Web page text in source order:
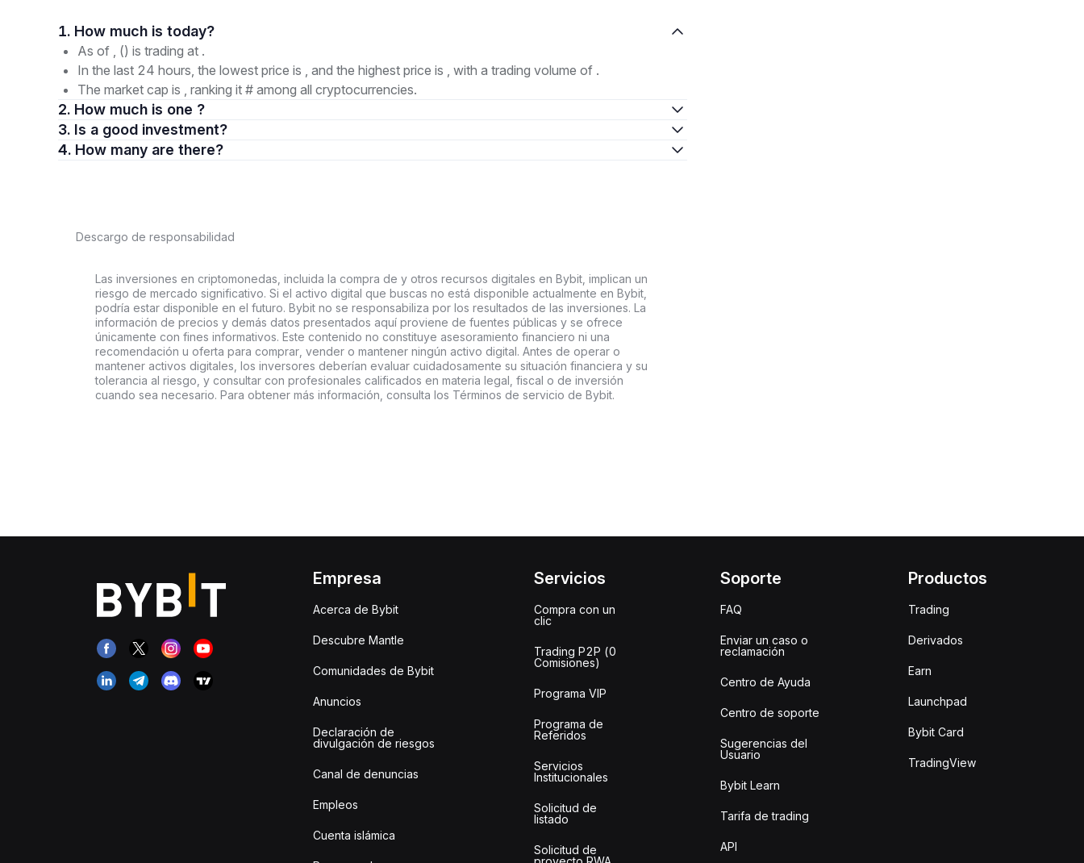
1. How much is today?
As of , () is trading at .
In the last 24 hours, the lowest price is , and the highest price is , with a trading volume of .
The market cap is , ranking it # among all cryptocurrencies.
2. How much is one ?
3. Is a good investment?
4. How many are there?
Descargo de responsabilidad
Las inversiones en criptomonedas, incluida la compra de y otros recursos digitales en Bybit, implican un
riesgo de mercado significativo. Si el activo digital que buscas no está disponible actualmente en Bybit,
podría estar disponible en el futuro. Bybit no se responsabiliza por los resultados de las inversiones. La
información de precios y demás datos presentados aquí proviene de fuentes públicas y se ofrece
únicamente con fines informativos. Este contenido no constituye asesoramiento financiero ni una
recomendación u oferta para comprar, vender o mantener ningún activo digital. Antes de operar o
mantener activos digitales, los inversores deberían evaluar cuidadosamente su situación financiera y su
tolerancia al riesgo, y consultar con profesionales calificados en materia legal, fiscal o de inversión
cuando sea necesario. Para obtener más información, consulta los Términos de servicio de Bybit.
Empresa
Acerca de Bybit
Descubre Mantle
Comunidades de Bybit
Anuncios
Declaración de
divulgación de riesgos
Canal de denuncias
Empleos
Cuenta islámica
Servicios
Compra con un
clic
Trading P2P (0
Comisiones)
Programa VIP
Programa de
Referidos
Servicios
Institucionales
Solicitud de
listado
Solicitud de
Soporte
FAQ
Enviar un caso o
reclamación
Centro de Ayuda
Centro de soporte
Sugerencias del
Usuario
Bybit Learn
Tarifa de trading
API
Productos
Trading
Derivados
Earn
Launchpad
Bybit Card
TradingView